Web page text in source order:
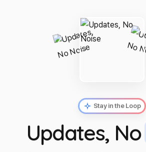
Stay in the Loop
Updates, No